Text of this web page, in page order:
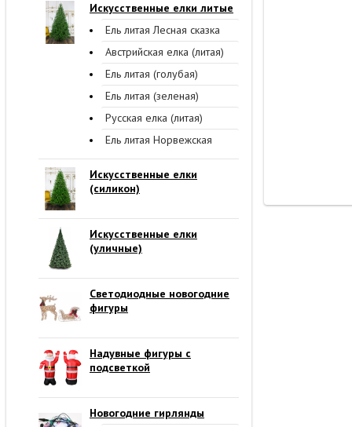
Искусственные елки литые
Ель литая Лесная сказка
Австрийская елка (литая)
Ель литая (голубая)
Ель литая (зеленая)
Русская елка (литая)
Ель литая Норвежская
Искусственные елки
(силикон)
Искусственные елки
(уличные)
Светодиодные новогодние
фигуры
Надувные фигуры с
подсветкой
Новогодние гирлянды